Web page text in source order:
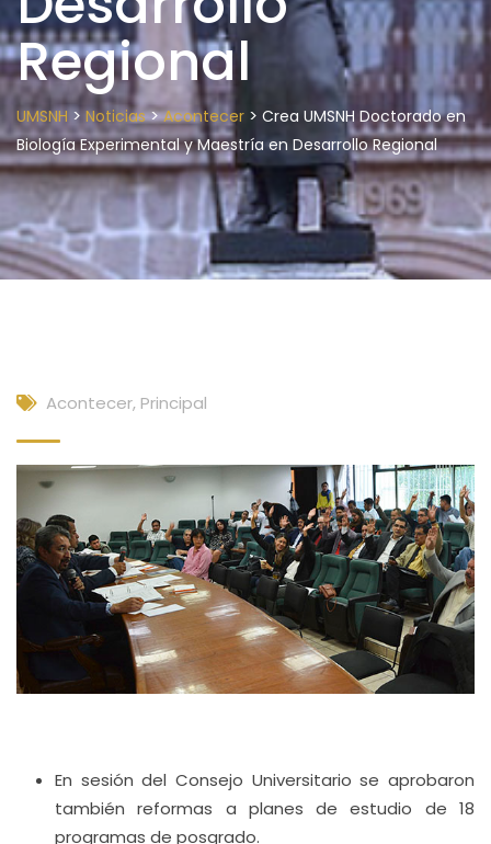
Regional
UMSNH > Noticias>Acontecer > Crea UMSNH Doctorado en
Biología Experimental y Maestría en Desarrollo Regional
Acontecer, Principal
En sesión del Consejo Universitario se aprobaron
también reformas a planes de estudio de 18
programas de posgrado.